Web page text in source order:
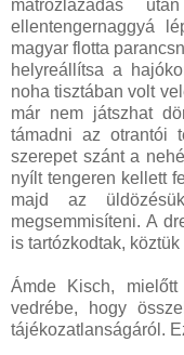
matrózlázadás
ellentengernaggyá
magyar flotta
helyreállítsa a
noha tisztában volt
már nem játszhat
támadni az otrantói
szerepet szánt a
nyílt tengeren kellett
majd az
megsemmisíteni. A
is tartózkodtak,
Ámde Kisch, mielőtt
vedrébe, hogy
tájékozatlanságáról.